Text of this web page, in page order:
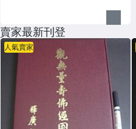
賣家最新刊登
人氣賣家